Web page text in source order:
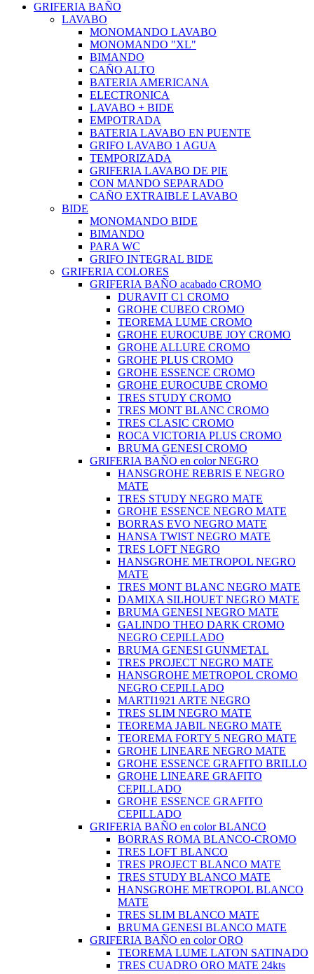
GRIFERIA BAÑO
LAVABO
MONOMANDO LAVABO
MONOMANDO "XL"
BIMANDO
CAÑO ALTO
BATERIA AMERICANA
ELECTRONICA
LAVABO + BIDE
EMPOTRADA
BATERIA LAVABO EN PUENTE
GRIFO LAVABO 1 AGUA
TEMPORIZADA
GRIFERIA LAVABO DE PIE
CON MANDO SEPARADO
CAÑO EXTRAIBLE LAVABO
BIDE
MONOMANDO BIDE
BIMANDO
PARA WC
GRIFO INTEGRAL BIDE
GRIFERIA COLORES
GRIFERIA BAÑO acabado CROMO
DURAVIT C1 CROMO
GROHE CUBEO CROMO
TEOREMA LUME CROMO
GROHE EUROCUBE JOY CROMO
GROHE ALLURE CROMO
GROHE PLUS CROMO
GROHE ESSENCE CROMO
GROHE EUROCUBE CROMO
TRES STUDY CROMO
TRES MONT BLANC CROMO
TRES CLASIC CROMO
ROCA VICTORIA PLUS CROMO
BRUMA GENESI CROMO
GRIFERIA BAÑO en color NEGRO
HANSGROHE REBRIS E NEGRO
MATE
TRES STUDY NEGRO MATE
GROHE ESSENCE NEGRO MATE
BORRAS EVO NEGRO MATE
HANSA TWIST NEGRO MATE
TRES LOFT NEGRO
HANSGROHE METROPOL NEGRO
MATE
TRES MONT BLANC NEGRO MATE
DAMIXA SILHOUET NEGRO MATE
BRUMA GENESI NEGRO MATE
GALINDO THEO DARK CROMO
NEGRO CEPILLADO
BRUMA GENESI GUNMETAL
TRES PROJECT NEGRO MATE
HANSGROHE METROPOL CROMO
NEGRO CEPILLADO
MARTI1921 ARTE NEGRO
TRES SLIM NEGRO MATE
TEOREMA JABIL NEGRO MATE
TEOREMA FORTY 5 NEGRO MATE
GROHE LINEARE NEGRO MATE
GROHE ESSENCE GRAFITO BRILLO
GROHE LINEARE GRAFITO
CEPILLADO
GROHE ESSENCE GRAFITO
CEPILLADO
GRIFERIA BAÑO en color BLANCO
BORRAS ROMA BLANCO-CROMO
TRES LOFT BLANCO
TRES PROJECT BLANCO MATE
TRES STUDY BLANCO MATE
HANSGROHE METROPOL BLANCO
MATE
TRES SLIM BLANCO MATE
BRUMA GENESI BLANCO MATE
GRIFERIA BAÑO en color ORO
TEOREMA LUME LATON SATINADO
TRES CUADRO ORO MATE 24kts